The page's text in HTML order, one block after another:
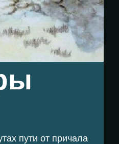
пути от причала